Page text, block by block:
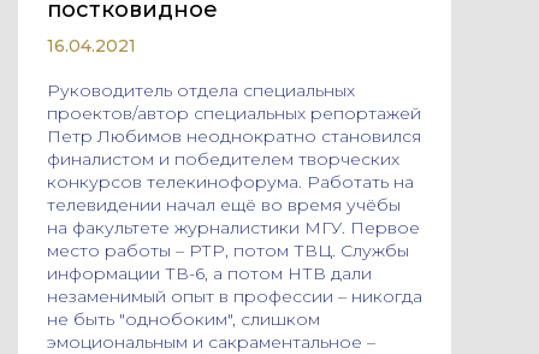
постковидное
16.04.2021
Руководитель отдела специальных
проектов/автор специальных репортажей
Петр Любимов неоднократно становился
финалистом и победителем творческих
конкурсов телекинофорума. Работать на
телевидении начал ещё во время учёбы
на факультете журналистики МГУ. Первое
место работы – РТР, потом ТВЦ. Службы
информации ТВ-6, а потом НТВ дали
незаменимый опыт в профессии – никогда
не быть "однобоким", слишком
эмоциональным и сакраментальное –